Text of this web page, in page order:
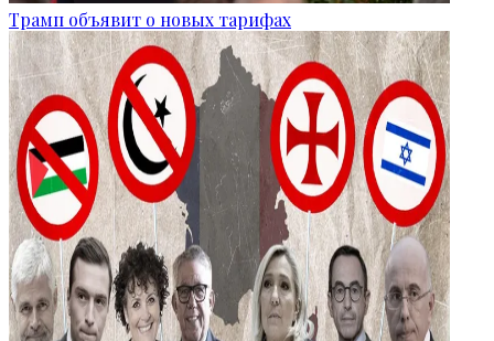
Трамп объявит о новых тарифах